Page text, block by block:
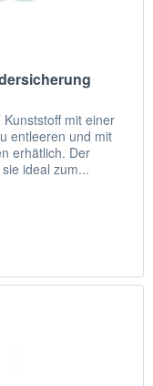
mit einer
entleeren und mit
erhätlich. Der
ideal zum...